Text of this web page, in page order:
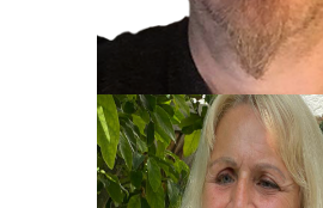
Jost Alpe
Unser Mann für die Charts!